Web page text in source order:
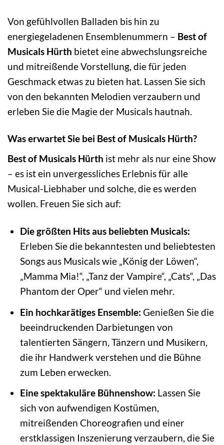
Von gefühlvollen Balladen bis hin zu
energiegeladenen Ensemblenummern – Best of
Musicals Hürth bietet eine abwechslungsreiche
und mitreißende Vorstellung, die für jeden
Geschmack etwas zu bieten hat. Lassen Sie sich
von den bekannten Melodien verzaubern und
erleben Sie die Magie der Musicals hautnah.
Was erwartet Sie bei Best of Musicals Hürth?
Best of Musicals Hürth ist mehr als nur eine Show
– es ist ein unvergessliches Erlebnis für alle
Musical-Liebhaber und solche, die es werden
wollen. Freuen Sie sich auf:
Die größten Hits aus beliebten Musicals:
Erleben Sie die bekanntesten und beliebtesten
Songs aus Musicals wie „König der Löwen“,
„Mamma Mia!“, „Tanz der Vampire“, „Cats“, „Das
Phantom der Oper“ und vielen mehr.
Ein hochkarätiges Ensemble: Genießen Sie die
beeindruckenden Darbietungen von
talentierten Sängern, Tänzern und Musikern,
die ihr Handwerk verstehen und die Bühne
zum Leben erwecken.
Eine spektakuläre Bühnenshow: Lassen Sie
sich von aufwendigen Kostümen,
mitreißenden Choreografien und einer
erstklassigen Inszenierung verzaubern, die Sie